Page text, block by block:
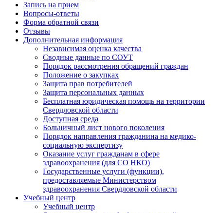
Запись на прием
Вопросы-ответы
Форма обратной связи
Отзывы
Дополнительная информация
Независимая оценка качества
Сводные данные по СОУТ
Порядок рассмотрения обращений граждан
Положение о закупках
Защита прав потребителей
Защита персональных данных
Бесплатная юридическая помощь на территории
Свердловской области
Доступная среда
Больничный лист нового поколения
Порядок направления гражданина на медико-
социальную экспертизу
Оказание услуг гражданам в сфере
здравоохранения (для СО НКО)
Государственные услуги (функции),
предоставляемые Министерством
здравоохранения Свердловской области
Учебный центр
Учебный центр